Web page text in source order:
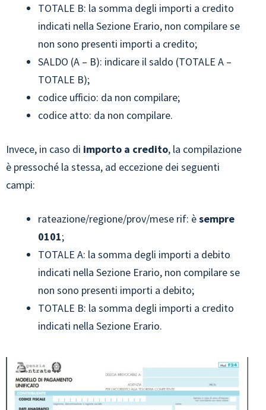
TOTALE B: la somma degli importi a credito
indicati nella Sezione Erario, non compilare se
non sono presenti importi a credito;
SALDO (A – B): indicare il saldo (TOTALE A –
TOTALE B);
codice ufficio: da non compilare;
codice atto: da non compilare.
Invece, in caso di importo a credito, la compilazione
è pressoché la stessa, ad eccezione dei seguenti
campi:
rateazione/regione/prov/mese rif: èsempre
0101;
TOTALE A: la somma degli importi a debito
indicati nella Sezione Erario, non compilare se
non sono presenti importi a debito;
TOTALE B: la somma degli importi a credito
indicati nella Sezione Erario.